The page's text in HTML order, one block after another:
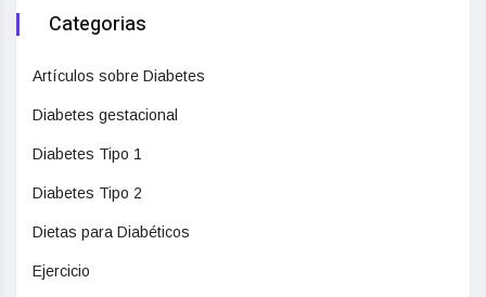
Categorias
Artículos sobre Diabetes
Diabetes gestacional
Diabetes Tipo 1
Diabetes Tipo 2
Dietas para Diabéticos
Ejercicio